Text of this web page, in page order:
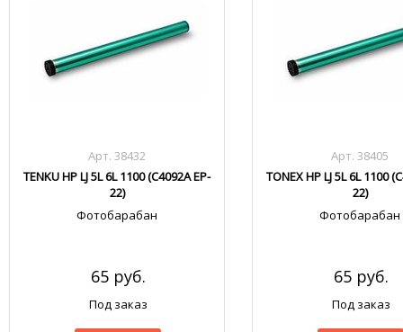
Арт. 38432
TENKU HP LJ 5L 6L 1100 (C4092A EP-
22)
Фотобарабан
65 руб.
Под заказ
Арт. 38405
TONEX HP LJ 5L 6L 1100
22)
Фотобарабан
65 руб.
Под заказ